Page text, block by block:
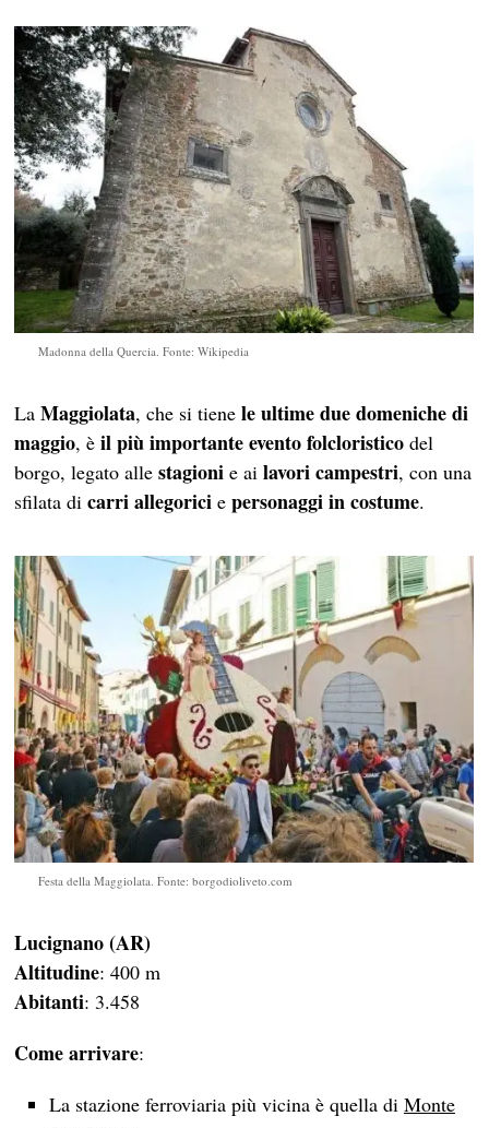
Madonna della Quercia. Fonte: Wikipedia
LaMaggiolata, che si tienele ultime due domeniche di
maggio, èil più importante evento folcloristico del
borgo, legato allestagioni e ailavori campestri, con una
sfilata dicarri allegorici epersonaggi in costume.
Festa della Maggiolata. Fonte: borgodioliveto.com
Lucignano (AR)
Altitudine: 400 m
Abitanti: 3.458
Come arrivare:
La stazione ferroviaria più vicina è quella di Monte